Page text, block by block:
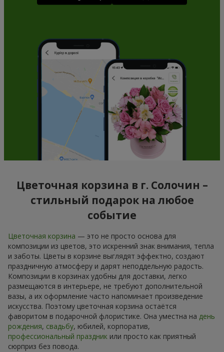
Цветочная корзина в г. Солочин –
стильный подарок на любое
событие
Цветочная корзина — это не просто основа для
композиции из цветов, это искренний знак внимания, тепла
и заботы. Цветы в корзине выглядят эффектно, создают
праздничную атмосферу и дарят неподдельную радость.
Композиции в корзинах удобны для доставки, легко
размещаются в интерьере, не требуют дополнительной
вазы, а их оформление часто напоминает произведение
искусства. Поэтому цветочная корзина остаётся
фаворитом в подарочной флористике. Она уместна на день
рождения, свадьбу, юбилей, корпоратив,
профессиональный праздник или просто как приятный
сюрприз без повода.